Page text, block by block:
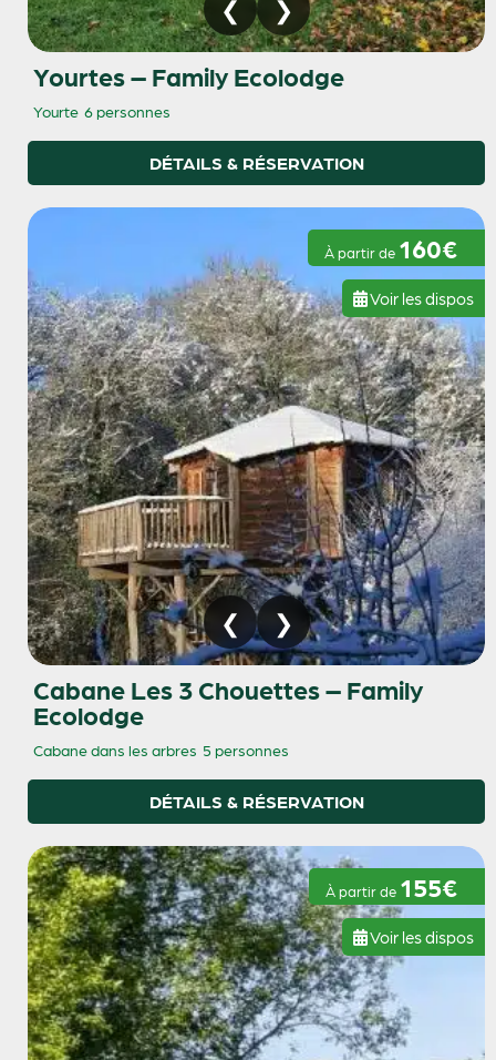
Yourtes – Family Ecolodge
Yourte 6 personnes
DÉTAILS & RÉSERVATION
À partir de 160€
Voir les dispos
Cabane Les 3 Chouettes – Family
Ecolodge
Cabane dans les arbres 5 personnes
DÉTAILS & RÉSERVATION
À partir de 155€
Voir les dispos